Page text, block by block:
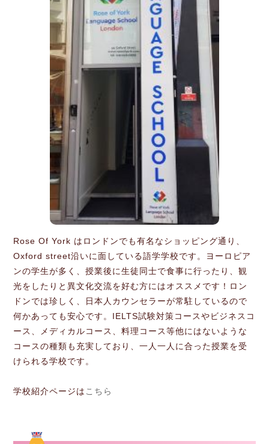
Rose Of York はロンドンでも有名なショッピング通り、
Oxford street沿いに面している語学学校です。ヨーロピア
ンの学生が多く、授業後に生徒同士で食事に行ったり、観
光をしたりと異文化交流を好む方にはオススメです！ロン
ドンでは珍しく、日本人カウンセラーが常駐しているので
何かあっても安心です。IELTS試験対策コースやビジネスコ
ース、メディカルコース、料理コース等他にはないような
コースの種類も充実しており、一人一人に合った授業を受
けられる学校です。
学校紹介ページは こちら